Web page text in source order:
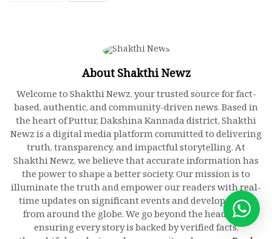
About Shakthi Newz
Welcome to Shakthi Newz, your trusted source for fact-
based, authentic, and community-driven news. Based in
the heart of Puttur, Dakshina Kannada district, Shakthi
Newz is a digital media platform committed to delivering
truth, transparency, and impactful storytelling. At
Shakthi Newz, we believe that accurate information has
the power to shape a better society. Our mission is to
illuminate the truth and empower our readers with real-
time updates on significant events and developments
from around the globe. We go beyond the headlines,
ensuring every story is backed by verified facts,